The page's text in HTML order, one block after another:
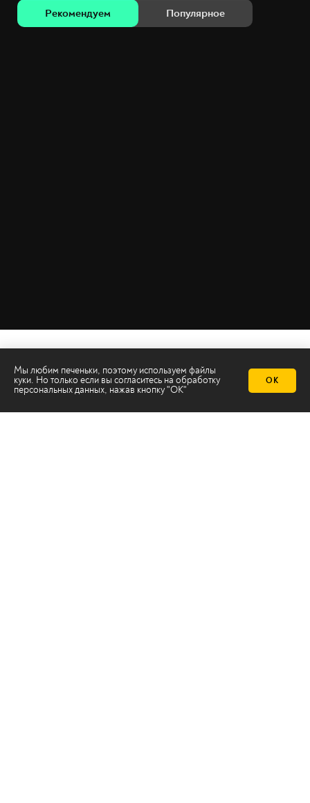
Рекомендуем Популярное
Мы любим печеньки, поэтому используем файлы
куки. Но только если вы согласитесь на обработку
персональных данных, нажав кнопку "ОК"
ОК